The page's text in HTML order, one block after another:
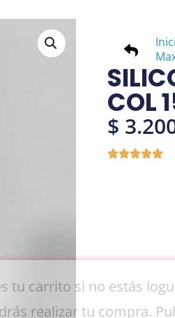
COL
$
tu carrito si no estás
realizar tu compra.